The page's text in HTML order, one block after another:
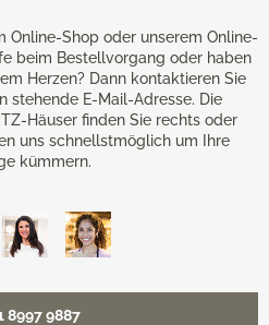
Online-Shop oder unserem Online-
beim Bestellvorgang oder haben
Herzen? Dann kontaktieren Sie
stehende E-Mail-Adresse. Die
Häuser finden Sie rechts oder
uns schnellstmöglich um Ihre
kümmern.
8997 9887